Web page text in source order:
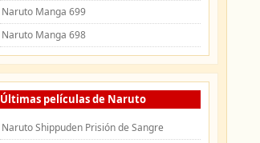
Naruto Manga 699
Naruto Manga 698
Últimas películas de Naruto
Naruto Shippuden Prisión de Sangre